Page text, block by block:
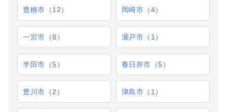
豊橋市（12） 岡崎市（4）
一宮市（8） 瀬戸市（1）
半田市（5） 春日井市（5）
豊川市（2） 津島市（1）